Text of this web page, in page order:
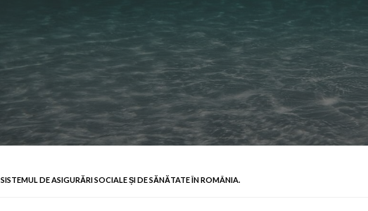
SISTEMUL DE ASIGURĂRI SOCIALE ȘI DE SĂNĂTATE ÎN ROMÂNIA.